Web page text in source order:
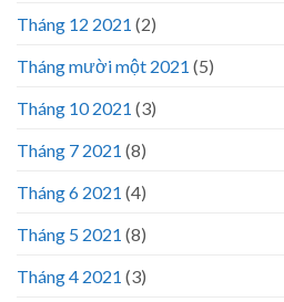
Tháng 12 2021 (2)
Tháng mười một 2021 (5)
Tháng 10 2021 (3)
Tháng 7 2021 (8)
Tháng 6 2021 (4)
Tháng 5 2021 (8)
Tháng 4 2021 (3)